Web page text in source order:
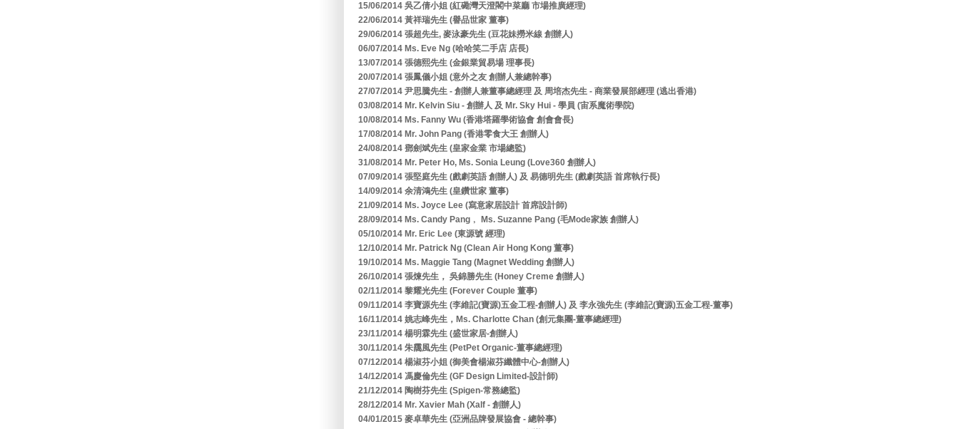
15/06/2014 吳乙倩小姐 (紅磡灣天澄閣中菜廳 市場推廣經理)
22/06/2014 黃祥瑞先生 (譽品世家 董事)
29/06/2014 張超先生, 麥泳豪先生 (豆花妹撈米線 創辦人)
06/07/2014 Ms. Eve Ng (哈哈笑二手店 店長)
13/07/2014 張德熙先生 (金銀業貿易場 理事長)
20/07/2014 張鳳儀小姐 (意外之友 創辦人兼總幹事)
27/07/2014 尹思騰先生 - 創辦人兼董事總經理 及 周培杰先生 - 商業發展部經理 (逃出香港)
03/08/2014 Mr. Kelvin Siu - 創辦人 及 Mr. Sky Hui - 學員 (宙系魔術學院)
10/08/2014 Ms. Fanny Wu (香港塔羅學術協會 創會會長)
17/08/2014 Mr. John Pang (香港零食大王 創辦人)
24/08/2014 鄧劍斌先生 (皇家金業 市場總監)
31/08/2014 Mr. Peter Ho, Ms. Sonia Leung (Love360 創辦人)
07/09/2014 張堅庭先生 (戲劇英語 創辦人) 及 易德明先生 (戲劇英語 首席執行長)
14/09/2014 余清鴻先生 (皇鑽世家 董事)
21/09/2014 Ms. Joyce Lee (寫意家居設計 首席設計師)
28/09/2014 Ms. Candy Pang﹐ Ms. Suzanne Pang (毛Mode家族 創辦人)
05/10/2014 Mr. Eric Lee (東源號 經理)
12/10/2014 Mr. Patrick Ng (Clean Air Hong Kong 董事)
19/10/2014 Ms. Maggie Tang (Magnet Wedding 創辦人)
26/10/2014 張煉先生， 吳錦勝先生 (Honey Creme 創辦人)
02/11/2014 黎耀光先生 (Forever Couple 董事)
09/11/2014 李寶源先生 (李維記(寶源)五金工程-創辦人) 及 李永強先生 (李維記(寶源)五金工程-董事)
16/11/2014 姚志峰先生，Ms. Charlotte Chan (創元集團-董事總經理)
23/11/2014 楊明霖先生 (盛世家居-創辦人)
30/11/2014 朱靄風先生 (PetPet Organic-董事總經理)
07/12/2014 楊淑芬小姐 (御美會楊淑芬纖體中心-創辦人)
14/12/2014 馮慶倫先生 (GF Design Limited-設計師)
21/12/2014 陶樹芬先生 (Spigen-常務總監)
28/12/2014 Mr. Xavier Mah (Xalf - 創辦人)
04/01/2015 麥卓華先生 (亞洲品牌發展協會 - 總幹事)